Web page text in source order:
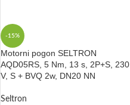
-15%
Motorni pogon SELTRON
AQD05RS, 5 Nm, 13 s, 2P+S, 230
V, S + BVQ 2w, DN20 NN
Seltron